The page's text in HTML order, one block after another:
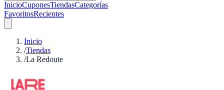
InicioCuponesTiendasCategorías
FavoritosRecientes
Inicio
/Tiendas
/La Redoute